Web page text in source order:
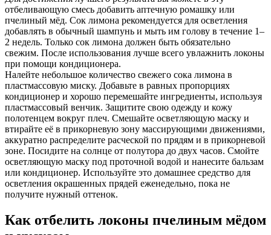
отбеливающую смесь добавить аптечную ромашку или
пчелиный мёд. Сок лимона рекомендуется для осветления
добавлять в обычный шампунь и мыть им голову в течение 1–
2 недель. Только сок лимона должен быть обязательно
свежим. После использования лучше всего увлажнить локоны
при помощи кондиционера.
Налейте небольшое количество свежего сока лимона в
пластмассовую миску. Добавьте в равных пропорциях
кондиционер и хорошо перемешайте ингредиенты, используя
пластмассовый венчик. Защитите свою одежду и кожу
полотенцем вокруг плеч. Смешайте осветляющую маску и
втирайте её в прикорневую зону массирующими движениями,
аккуратно распределите расческой по прядям и в прикорневой
зоне. Посидите на солнце от полутора до двух часов. Смойте
осветляющую маску под проточной водой и нанесите бальзам
или кондиционер. Используйте это домашнее средство для
осветления окрашенных прядей еженедельно, пока не
получите нужный оттенок.
Как отбелить локоны пчелиным мёдом